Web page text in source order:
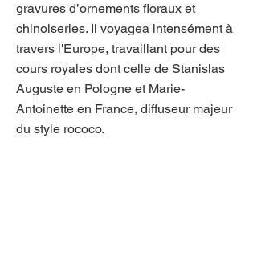
gravures d’ornements floraux et
chinoiseries. Il voyagea intensément à
travers l'Europe, travaillant pour des
cours royales dont celle de Stanislas
Auguste en Pologne et Marie-
Antoinette en France, diffuseur majeur
du style rococo.